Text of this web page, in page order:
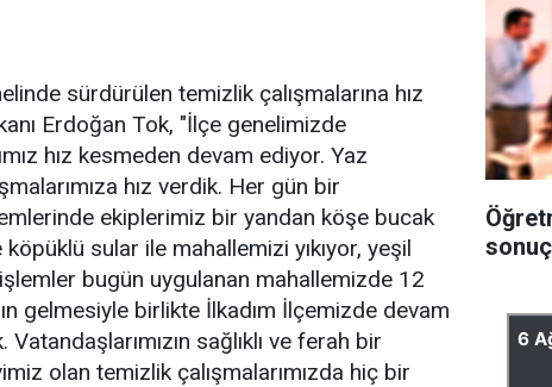
sürdürülen temizlik çalışmalarına hız
Erdoğan Tok, "İlçe genelimizde
hız kesmeden devam ediyor. Yaz
hız verdik. Her gün bir
ekiplerimiz bir yandan köşe bucak
sular ile mahallemizi yıkıyor, yeşil
bugün uygulanan mahallemizde 12
gelmesiyle birlikte İlkadım İlçemizde devam
sağlıklı ve ferah bir
olan temizlik çalışmalarımızda hiç bir